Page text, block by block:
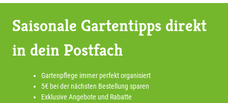
Saisonale Gartentipps direkt
in dein Postfach
Gartenpflege immer perfekt organisiert
5€ bei der nächsten Bestellung sparen
Exklusive Angebote und Rabatte